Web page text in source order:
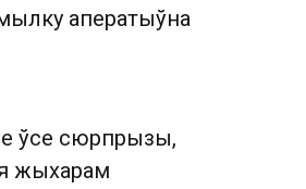
аператыўна
ўсе сюрпрызы,
жыхарам